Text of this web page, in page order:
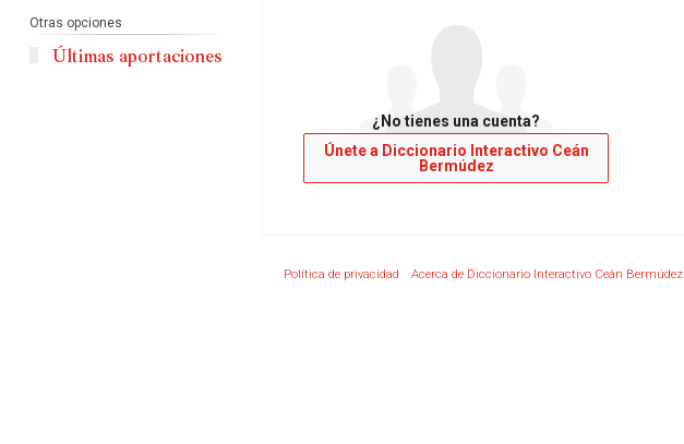
¿No tienes una cuenta?
Únete a Diccionario Interactivo Ceán
Bermúdez
Otras opciones
Últimas aportaciones
Política de privacidad Acerca de Diccionario Interactivo Ceán Bermúdez